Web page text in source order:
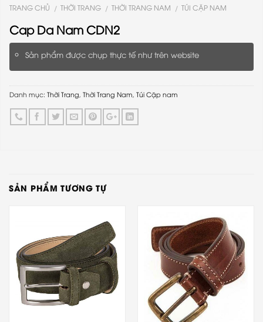
TRANG CHỦ / THỜI TRANG / THỜI TRANG NAM / TÚI CẶP NAM
Cap Da Nam CDN2
Sản phẩm được chụp thực tế như trên website
Danh mục: Thời Trang Thời Trang Nam Túi Cặp nam
SẢN PHẨM TƯƠNG TỰ